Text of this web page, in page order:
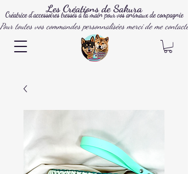
Les Créations de Sakura
Créatrice d'accessoires tressés à la main pour vos animaux de compagnie
Pour toutes vos commandes personnalisées merci de me